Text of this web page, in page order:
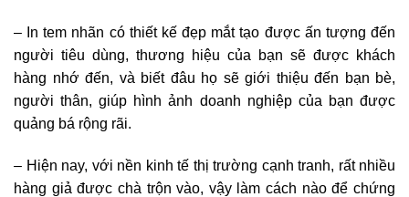
– In tem nhãn có thiết kế đẹp mắt tạo được ấn tượng đến
người tiêu dùng, thương hiệu của bạn sẽ được khách
hàng nhớ đến, và biết đâu họ sẽ giới thiệu đến bạn bè,
người thân, giúp hình ảnh doanh nghiệp của bạn được
quảng bá rộng rãi.
– Hiện nay, với nền kinh tế thị trường cạnh tranh, rất nhiều
hàng giả được chà trộn vào, vậy làm cách nào để chứng